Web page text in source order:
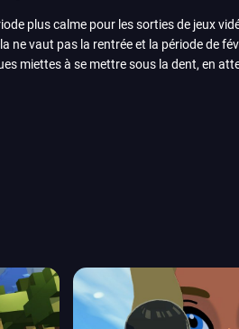
plus calme pour les sorties de jeux
ne vaut pas la rentrée et la période de
miettes à se mettre sous la dent, en
qui nous montre que Game Freak
n’oubliera pas la période de Gamescom,
majeurs qui sortiront au mois de juin.
dédiée…